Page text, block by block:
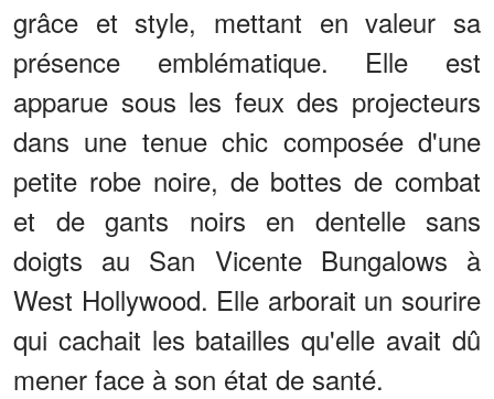
grâce et style, mettant en valeur sa
présence emblématique. Elle est
apparue sous les feux des projecteurs
dans une tenue chic composée d'une
petite robe noire, de bottes de combat
et de gants noirs en dentelle sans
doigts au San Vicente Bungalows à
West Hollywood. Elle arborait un sourire
qui cachait les batailles qu'elle avait dû
mener face à son état de santé.